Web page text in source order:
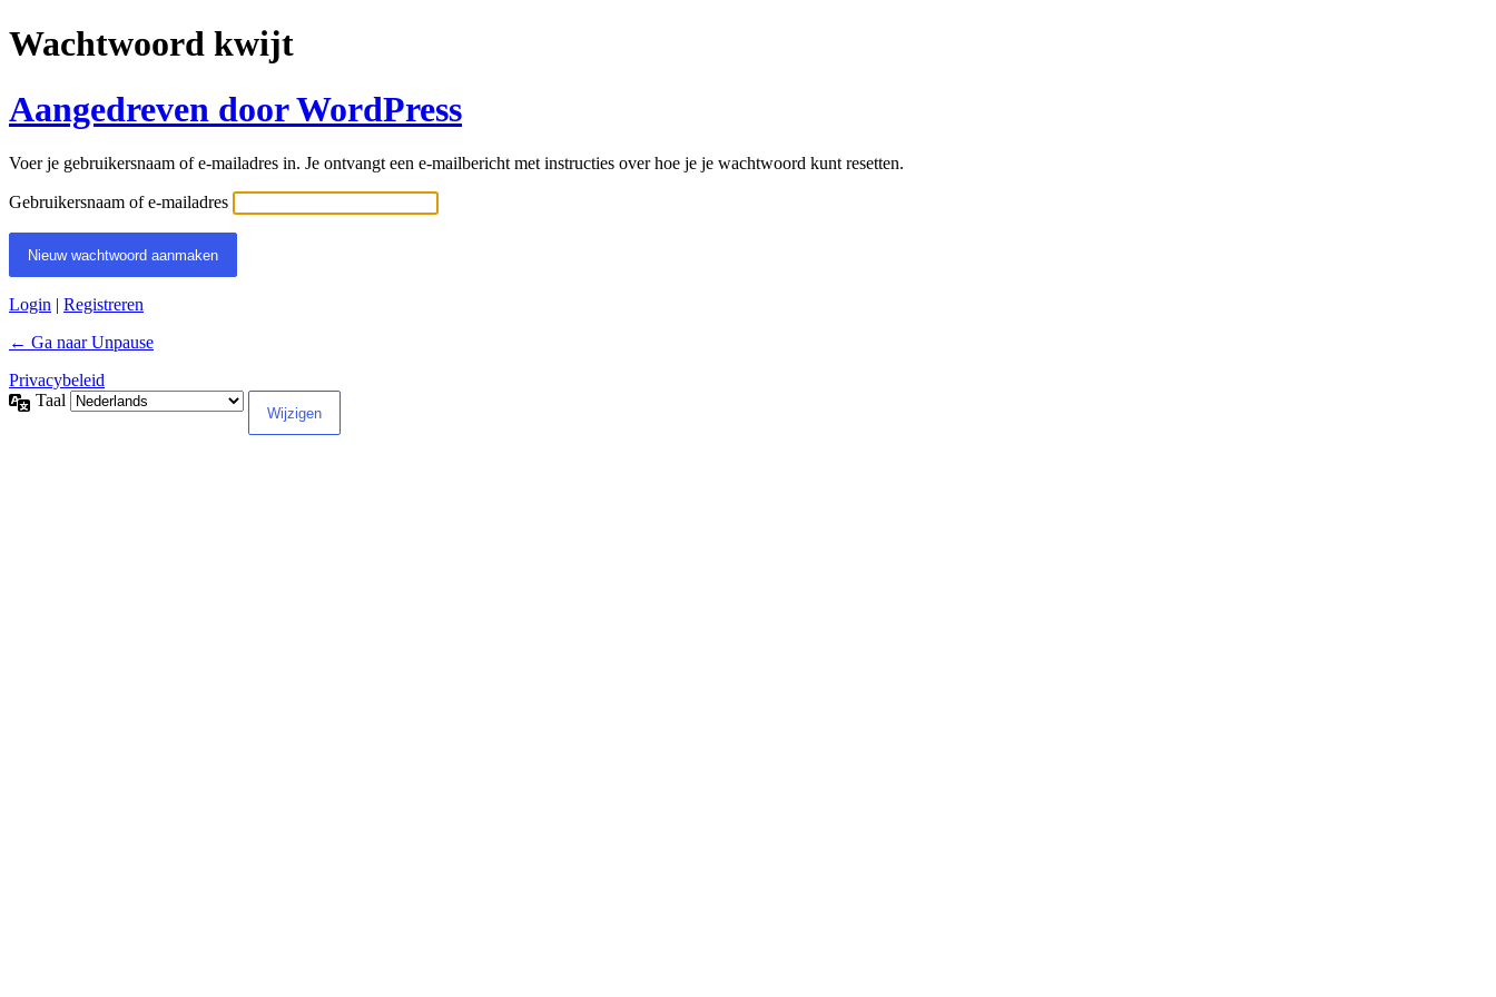
Wachtwoord kwijt
Aangedreven door WordPress
Voer je gebruikersnaam of e-mailadres in. Je ontvangt een e-mailbericht met instructies over hoe je je wachtwoord kunt resetten.
Gebruikersnaam of e-mailadres
Login | Registreren
← Ga naar Unpause
Privacybeleid
Taal